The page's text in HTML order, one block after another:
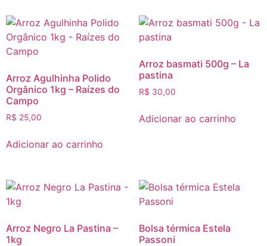
Arroz Agulhinha Polido
Orgânico 1kg – Raízes do
Campo
R$ 25,00
Adicionar ao carrinho
Arroz basmati 500g – La
pastina
R$ 30,00
Adicionar ao carrinho
Arroz Negro La Pastina –
1kg
Bolsa térmica Estela
Passoni